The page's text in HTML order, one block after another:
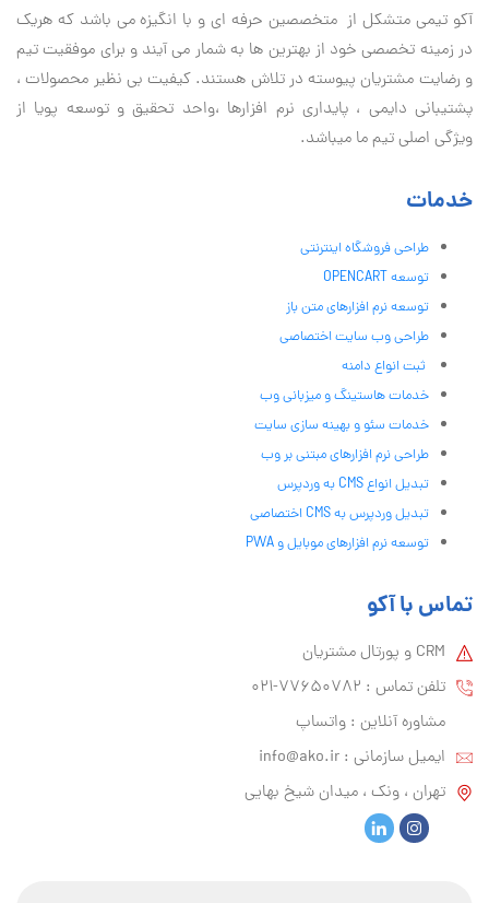
آكو تيمی متشکل از متخصصین حرفه ای و با انگیزه می باشد که هریک
در زمینه تخصصی خود از بهترین ها به شمار می آیند و برای موفقیت تيم
و رضایت مشتریان پیوسته در تلاش هستند. کیفیت بی نظير محصولات ،
پشتیبانی دايمی ، پایداری نرم افزارها ،واحد تحقیق و توسعه پویا از
ویژگی اصلی تیم ما میباشد.
خدمات
طراحی فروشگاه اینترنتی
توسعه OPENCART
توسعه نرم افزارهای متن باز
طراحی وب سایت اختصاصی
ثبت انواع دامنه
خدمات هاستینگ و میزبانی وب
خدمات سئو و بهینه سازی سایت
طراحی نرم افزارهای مبتنی بر وب
تبدیل انواع CMS به وردپرس
تبدیل وردپرس به CMS اختصاصی
توسعه نرم افزارهای موبایل و PWA
تماس با آکو
CRM و پورتال مشتریان
تلفن تماس :‌ 77650782-021
مشاوره آنلاین : واتساپ
ایمیل سازمانی :‌ info@ako.ir
تهران ، ونک ، میدان شیخ بهایی